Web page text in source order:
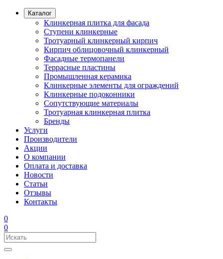
Каталог
Клинкерная плитка для фасада
Ступени клинкерные
Тротуарный клинкерный кирпич
Кирпич облицовочный клинкерный
Фасадные термопанели
Террасные пластины
Промышленная керамика
Клинкерные элементы для ограждений
Клинкерные подоконники
Сопутствующие материалы
Тротуарная клинкерная плитка
Бренды
Услуги
Производители
Акции
О компании
Оплата и доставка
Новости
Статьи
Отзывы
Контакты
0
0